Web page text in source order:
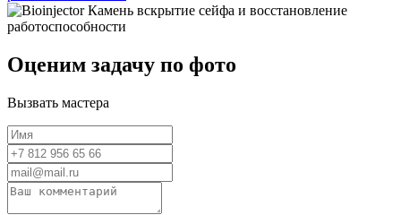
Оценим задачу по фото
Вызвать мастера